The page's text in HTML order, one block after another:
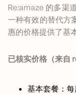
Re:amaze 的多渠
一种有效的替代方
惠的价格提供了基
已核实价格（来自
基本套餐：